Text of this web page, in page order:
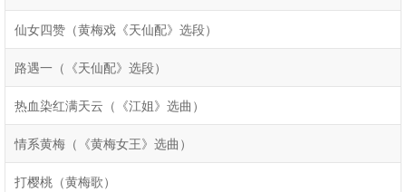
仙女四赞（黄梅戏《天仙配》选段）
路遇一（《天仙配》选段）
热血染红满天云（《江姐》选曲）
情系黄梅（《黄梅女王》选曲）
打樱桃（黄梅歌）